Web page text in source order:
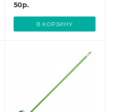
50р.
В КОРЗИНУ